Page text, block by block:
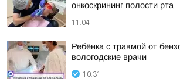
онкоскрининг полости рта
11:04
Ребёнка с травмой от
вологодские врачи
10:31